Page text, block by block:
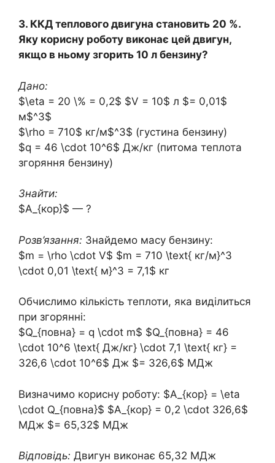
3. ККД теплового двигуна становить 20 %.
Яку корисну роботу виконає цей двигун,
якщо в ньому згорить 10 л бензину?
Дано:
$\eta = 20 \% = 0,2$ $V = 10$ л $= 0,01$
м$^3$
$\rho = 710$ кг/м$^3$ (густина бензину)
$q = 46 \cdot 10^6$ Дж/кг (питома теплота
згоряння бензину)
Знайти:
$A_{кор}$ — ?
Розв’язання: Знайдемо масу бензину:
$m = \rho \cdot V$ $m = 710 \text{ кг/м}^3
\cdot 0,01 \text{ м}^3 = 7,1$ кг
Обчислимо кількість теплоти, яка виділиться
при згорянні:
$Q_{повна} = q \cdot m$ $Q_{повна} = 46
\cdot 10^6 \text{ Дж/кг} \cdot 7,1 \text{ кг} =
326,6 \cdot 10^6$ Дж $= 326,6$ МДж
Визначимо корисну роботу: $A_{кор} = \eta
\cdot Q_{повна}$ $A_{кор} = 0,2 \cdot 326,6$
МДж $= 65,32$ МДж
Відповідь: Двигун виконає 65,32 МДж